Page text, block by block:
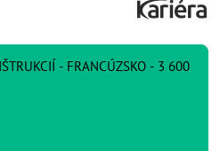
- FRANCÚZSKO - 3 600